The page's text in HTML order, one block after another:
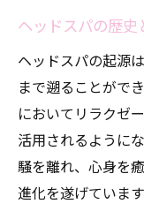
都会の喧騒
験
都会のス
池袋で心
ヘッド
池袋の隠
ヘッドスパの歴
ヘッドスパの起源
まで遡ることがで
においてリラクゼ
活用されるように
騒を離れ、心身を
進化を遂げていま